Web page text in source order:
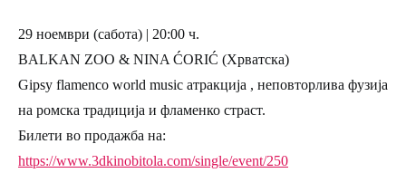
29 ноември (сабота) | 20:00 ч.
BALKAN ZOO & NINA ĆORIĆ (Хрватска)
Gipsy flamenco world music атракција , неповторлива фузија
на ромска традиција и фламенко страст.
Билети во продажба на:
https://www.3dkinobitola.com/single/event/250